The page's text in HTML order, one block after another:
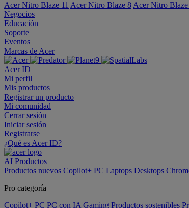
Acer Nitro Blaze 11 Acer Nitro Blaze 8 Acer Nitro
Negocios
Educación
Soporte
Eventos
Marcas de Acer
Acer ID
Mi perfil
Mis productos
Registrar un producto
Mi comunidad
Cerrar sesión
Iniciar sesión
Registrarse
¿Qué es Acer ID?
AI Productos
Productos nuevos Copilot+ PC Laptops Desktops
Pro categoría
Copilot+ PC PC con IA Gaming Productos sostenibles